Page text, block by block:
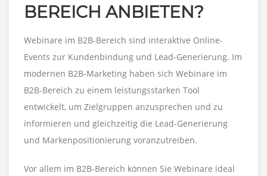
BEREICH ANBIETEN?
Webinare im B2B-Bereich sind interaktive Online-
Events zur Kundenbindung und Lead-Generierung. Im
modernen B2B-Marketing haben sich Webinare im
B2B-Bereich zu einem leistungsstarken Tool
entwickelt, um Zielgruppen anzusprechen und zu
informieren und gleichzeitig die Lead-Generierung
und Markenpositionierung voranzutreiben.
Vor allem im B2B-Bereich können Sie Webinare ideal